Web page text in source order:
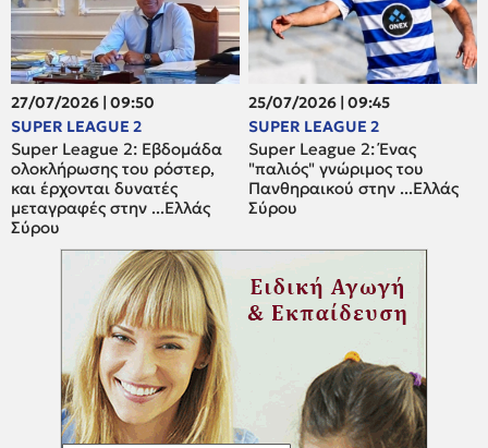
27/07/2026 | 09:50
SUPER LEAGUE 2
Super League 2: Εβδομάδα
ολοκλήρωσης του ρόστερ,
και έρχονται δυνατές
μεταγραφές στην ...Ελλάς
Σύρου
25/07/2026 | 09:45
SUPER LEAGUE 2
Super League 2: Ένας
"παλιός" γνώριμος του
Πανθηραικού στην ...Ελλάς
Σύρου